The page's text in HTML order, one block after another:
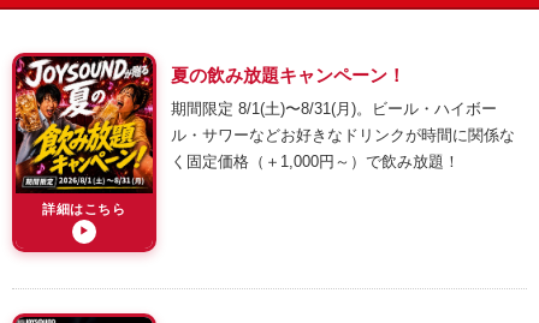
詳細はこちら
▶
夏の飲み放題キャンペーン！
期間限定 8/1(土)〜8/31(月)。ビール・ハイボー
ル・サワーなどお好きなドリンクが時間に関係な
く固定価格（＋1,000円～）で飲み放題！